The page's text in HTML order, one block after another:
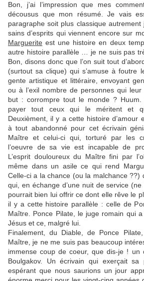
Bon, j’ai l’impression que mes
décousus que mon résumé. Je vais
paragraphe soit plus classique
sains d’esprits qui viennent encore sur
Marguerite est une histoire en deux
autre histoire parallèle … je ne suis pas
Bon, disons donc que l’on suit tout
(surtout sa clique) qui s’amuse à foutre
gente artistique et littéraire, envoyant
ou à l’exil nombre de personnes qui
but : corrompre tout le monde ?
payer tout ceux qui le méritent et
Deuxièment, il y a cette histoire d’amour
à tout abandonné pour cet écrivain
Maître et celui-ci qui, torturé par les
l’oeuvre de sa vie est incapable de
L’esprit douloureux du Maître fini par
même dans un asile ce qui rend
Celle-ci a la chance (ou la malchance ??)
qui, en échange d’une nuit de service
pourrait bien lui offrir ce dont elle rêve le
il y a cette histoire parallèle : celle de
Maître. Ponce Pilate, le juge romain qui
Jésus et ce, malgré lui.
Finalement, du Diable, de Ponce
Maître, je ne me suis pas beaucoup
immense coup de coeur, que dis-je !
Boulgakov. Un écrivain qui exerçait sa
espérant que nous saurions un jour